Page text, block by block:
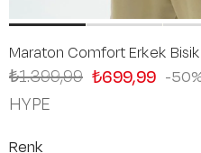
Maraton Comfort Erkek
50
₺1.399,99 ₺699,99
HYPE
Renk